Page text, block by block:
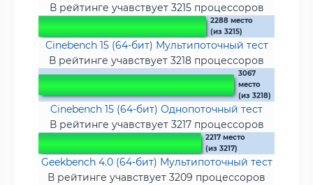
В рейтинге учавствует 3215 процессоров
2288 место
(из 3215)
Cinebench 15 (64-бит) Мультипоточный тест
В рейтинге учавствует 3218 процессоров
3067
место
(из 3218)
Cinebench 15 (64-бит) Однопоточный тест
В рейтинге учавствует 3217 процессоров
2217 место
(из 3217)
Geekbench 4.0 (64-бит) Мультипоточный тест
В рейтинге учавствует 3209 процессоров